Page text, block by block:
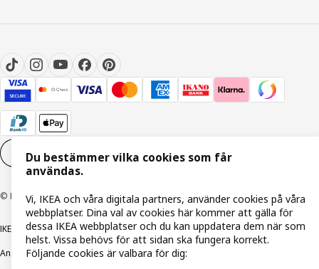
Inställningar för Cookies SV
© Inter IKEA Systems B.V. 1999-2026
IKEA Family integritetspolicyIntegritetspolicyCookiepolicy
Ansvarsfullt avslöjandepolicyE-postKöp- & leveransvillkor
Du bestämmer vilka cookies som får
användas.
Vi, IKEA och våra digitala partners, använder cookies på våra
webbplatser. Dina val av cookies här kommer att gälla för
dessa IKEA webbplatser och du kan uppdatera dem när som
helst. Vissa behövs för att sidan ska fungera korrekt.
Följande cookies är valbara för dig: